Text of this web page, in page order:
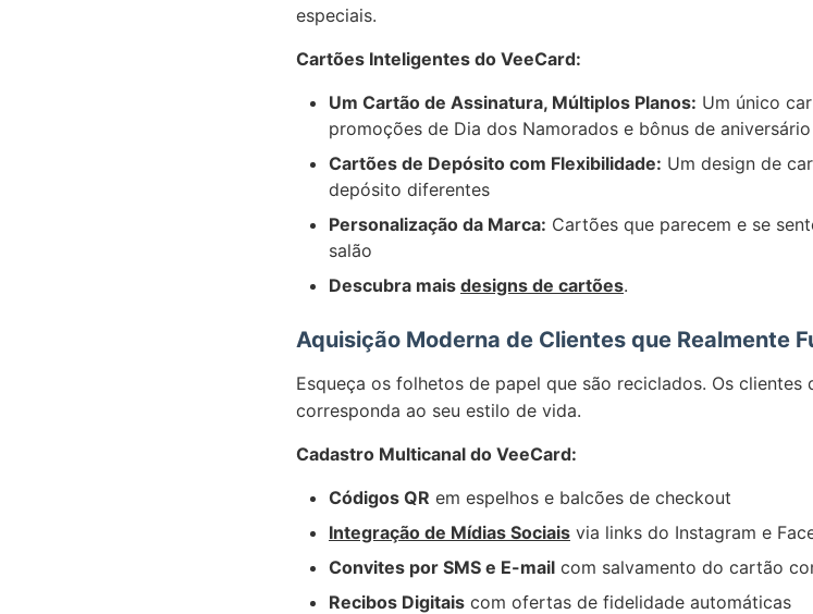
especiais.
Cartões Inteligentes do VeeCard:
Um Cartão de Assinatura, Múltiplos Planos: Um único
promoções de Dia dos Namorados e bônus de aniversário
Cartões de Depósito com Flexibilidade: Um design de
depósito diferentes
Personalização da Marca: Cartões que parecem e se
salão
Descubra mais designs de cartões.
Aquisição Moderna de Clientes que Realmente
Esqueça os folhetos de papel que são reciclados. Os
corresponda ao seu estilo de vida.
Cadastro Multicanal do VeeCard:
Códigos QR em espelhos e balcões de checkout
Integração de Mídias Sociais via links do Instagram e
Convites por SMS e E-mail com salvamento do cartão
Recibos Digitais com ofertas de fidelidade automáticas